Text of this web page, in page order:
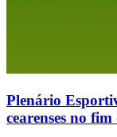
Plenário
cearenses no fim